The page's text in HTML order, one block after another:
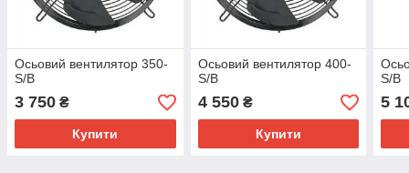
Осьовий вентилятор 350-
S/B
3 750 ₴
Купити
Осьовий вентилятор 400-
S/B
4 550₴
Купити
S/B
5